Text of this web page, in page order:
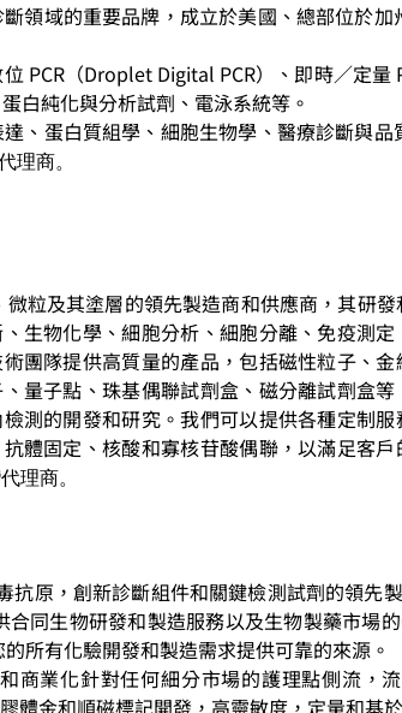
領域的重要品牌，成立於美國、總部位於加
PCR（Droplet Digital PCR）、即時／定量
白純化與分析試劑、電泳系統等。
、蛋白質組學、細胞生物學、醫療診斷與品
理商。
粒及其塗層的領先製造商和供應商，其研發
生物化學、細胞分析、細胞分離、免疫測定
團隊提供高質量的產品，包括磁性粒子、金
量子點、珠基偶聯試劑盒、磁分離試劑盒等
測的開發和研究。我們可以提供各種定制服
體固定、核酸和寡核苷酸偶聯，以滿足客戶
理商。
抗原，創新診斷組件和關鍵檢測試劑的領先
同生物研發和製造服務以及生物製藥市場
所有化驗開發和製造需求提供可靠的來源。
商業化針對任何細分市場的護理點側流，
體金和順磁標記開發，高靈敏度，定量和基